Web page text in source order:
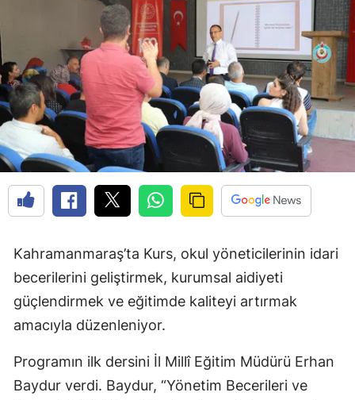
Kahramanmaraş’ta Kurs, okul yöneticilerinin idari
becerilerini geliştirmek, kurumsal aidiyeti
güçlendirmek ve eğitimde kaliteyi artırmak
amacıyla düzenleniyor.
Programın ilk dersini İl Millî Eğitim Müdürü Erhan
Baydur verdi. Baydur, “Yönetim Becerileri ve